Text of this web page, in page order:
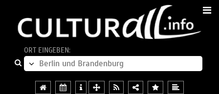
ORT EINGEBEN: